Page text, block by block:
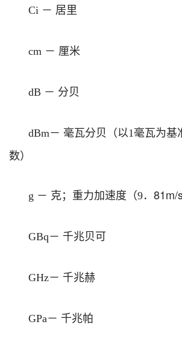
Ci － 居里
cm － 厘米
dB － 分贝
dBm－ 毫瓦分贝（以1 毫瓦为基
数）
g － 克；重力加速度（9． 81m/
GBq－ 千兆贝可
GHz－ 千兆赫
GPa－ 千兆帕